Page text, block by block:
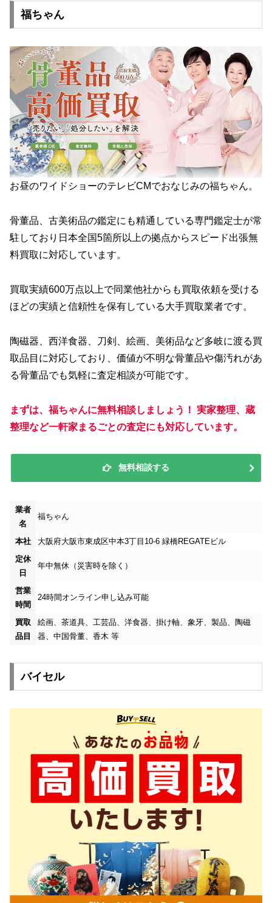
福ちゃん
お昼のワイドショーのテレビCMでおなじみの福ちゃん。
骨董品、古美術品の鑑定にも精通している専門鑑定士が常
駐しており日本全国5箇所以上の拠点からスピード出張無
料買取に対応しています。
買取実績600万点以上で同業他社からも買取依頼を受ける
ほどの実績と信頼性を保有している大手買取業者です。
陶磁器、西洋食器、刀剣、絵画、美術品など多岐に渡る買
取品目に対応しており、価値が不明な骨董品や傷汚れがあ
る骨董品でも気軽に査定相談が可能です。
まずは、福ちゃんに無料相談しましょう！ 実家整理、蔵
整理など一軒家まるごとの査定にも対応しています。
無料相談する
業者
名
福ちゃん
本社
大阪府大阪市東成区中本3丁目10-6 緑橋REGATEビル
定休
日
年中無休（災害時を除く）
営業
時間
24時間オンライン申し込み可能
買取
品目
絵画、茶道具、工芸品、洋食器、掛け軸、象牙、製品、陶磁
器、中国骨董、香木 等
バイセル